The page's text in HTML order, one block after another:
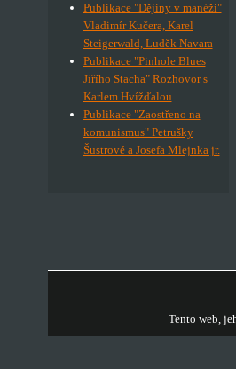
Publikace "Dějiny v manéži"
Vladimír Kučera, Karel
Steigerwald, Luděk Navara
Publikace "Pinhole Blues
Jiřího Stacha" Rozhovor s
Karlem Hvížďalou
Publikace "Zaostřeno na
komunismus" Petrušky
Šustrové a Josefa Mlejnka jr.
Tento web,